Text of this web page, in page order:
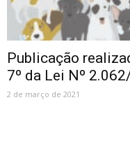
Publicação
7º da Lei Nº
2 de março de 2021